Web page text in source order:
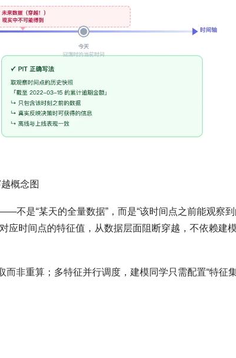
概念图
不是“某天的全量数据”，而是“该时间点之前能观察
应时间点的特征值，从数据层面阻断穿越，不依赖建
而非重算；多特征并行调度，建模同学只需配置“特征